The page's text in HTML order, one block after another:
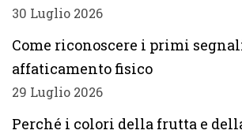
30 Luglio 2026
Come riconoscere i primi
affaticamento fisico
29 Luglio 2026
Perché i colori della frutta e